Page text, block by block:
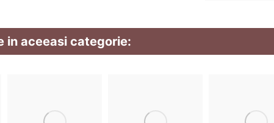
in aceeasi categorie: